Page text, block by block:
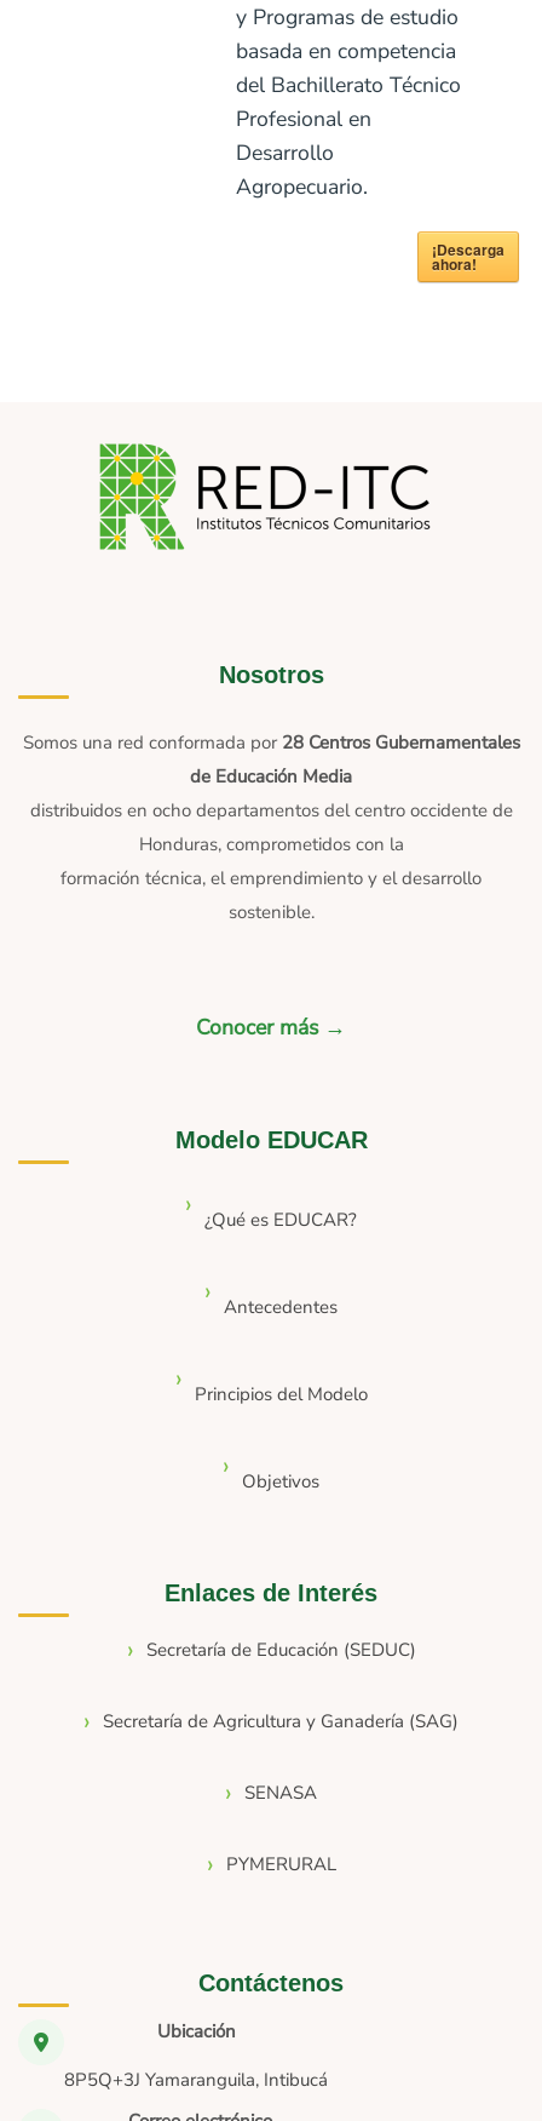
y Programas de estudio
basada en competencia
del Bachillerato Técnico
Profesional en
Desarrollo
Agropecuario.
¡Descarga
ahora!
Nosotros
Somos una red conformada por 28 Centros Gubernamentales
de Educación Media
distribuidos en ocho departamentos del centro occidente de
Honduras, comprometidos con la
formación técnica, el emprendimiento y el desarrollo
sostenible.
Conocer más →
Modelo EDUCAR
¿Qué es EDUCAR?
Antecedentes
Principios del Modelo
Objetivos
Enlaces de Interés
Secretaría de Educación (SEDUC)
Secretaría de Agricultura y Ganadería (SAG)
SENASA
PYMERURAL
Contáctenos
Ubicación
8P5Q+3J Yamaranguila, Intibucá